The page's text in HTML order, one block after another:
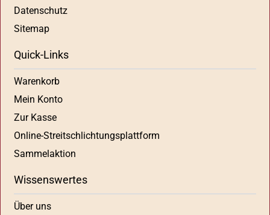
Datenschutz
Sitemap
Quick-Links
Warenkorb
Mein Konto
Zur Kasse
Online-Streitschlichtungsplattform
Sammelaktion
Wissenswertes
Über uns